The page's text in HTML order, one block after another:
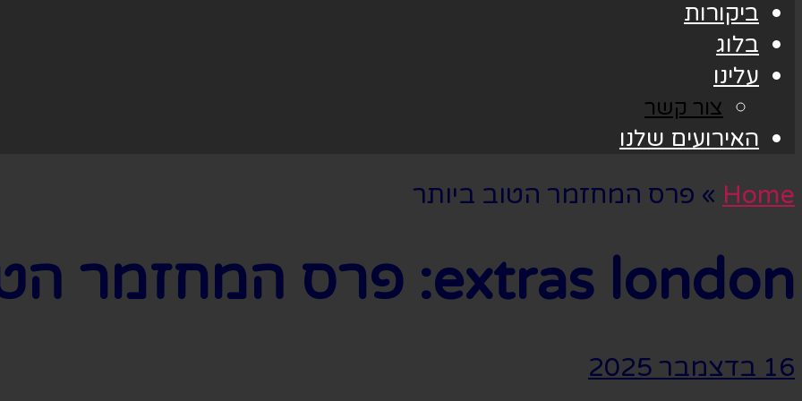
ביקורות
בלוג
עלינו
צור קשר
האירועים שלנו
Home
» פרס המחזמר הטוב ביותר
extras london: פרס המחזמר
16 בדצמבר 2025